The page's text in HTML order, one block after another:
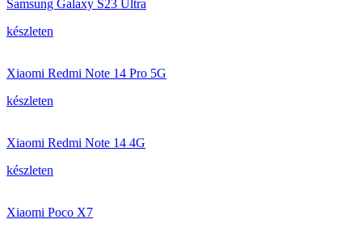
Samsung Galaxy S23 Ultra
készleten
Xiaomi Redmi Note 14 Pro 5G
készleten
Xiaomi Redmi Note 14 4G
készleten
Xiaomi Poco X7